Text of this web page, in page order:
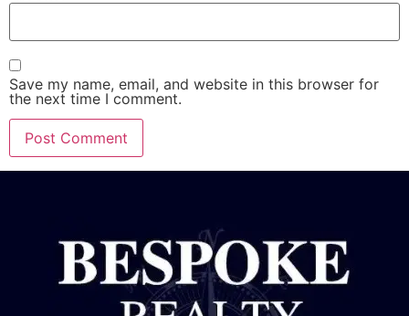
Save my name, email, and website in this browser for
the next time I comment.